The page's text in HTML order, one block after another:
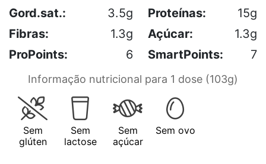
Gord.sat.:
3.5g Proteínas:
15g
Fibras:
1.3g Açúcar:
1.3g
ProPoints:
6 SmartPoints: 7
Informação nutricional para 1 dose (103g)
Sem
glúten
Sem
lactose
Sem
açúcar
Sem ovo